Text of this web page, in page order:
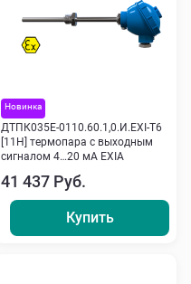
Новинка
ДТПК035Е-0110.60.1,0.И.ЕХI-Т6
[11Н] термопара с выходным
сигналом 4…20 мА EXIA
41 437 Руб.
Купить